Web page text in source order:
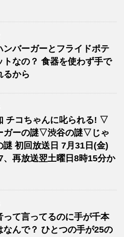
ンバーガーとフライドポテ
トなの？ 食器を使わず手で
るから
チコちゃんに叱られる! ▽
ガーの謎▽渋谷の謎▽じゃ
謎 初回放送日 7月31日(金)
、再放送翌土曜日8時15分か
って言ってるのに手が千本
なんで？ ひとつの手が25の